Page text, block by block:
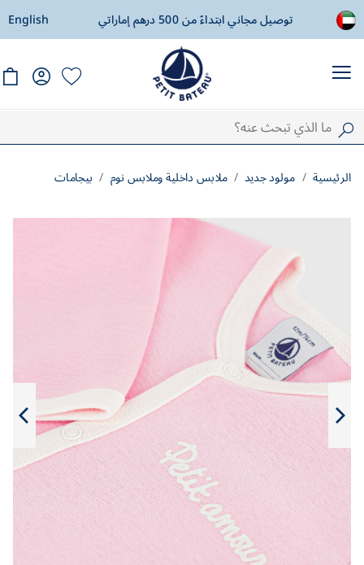
توصيل مجاني ابتداءً من 500 درهم إماراتي English
الرئيسية مولود جديد ملابس داخلية وملابس نوم بيجامات